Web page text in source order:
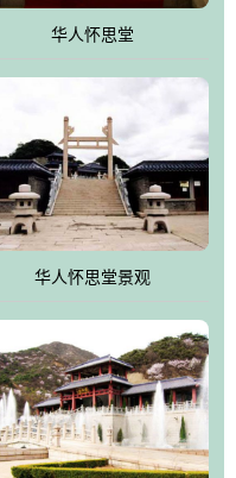
，意喻着往生者与长城同
德与山河同在，与日月同
纪年、五行相生相克、天
机结合到历史文化中。一
命名。客户选位，可依据生
业、兴趣爱好等等。堂中是
园诗人陶渊明"亲戚或余悲，
中的后两句。反应了回归大
华人怀思堂
华人怀思堂景观